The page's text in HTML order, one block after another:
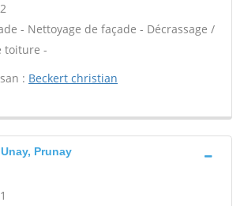
- Nettoyage de façade - Décrassage /
toiture -
: Beckert christian
Prunay